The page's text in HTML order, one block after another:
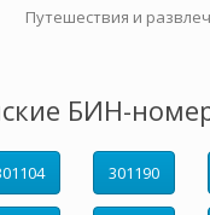
Путешествия и
БИН-
301190